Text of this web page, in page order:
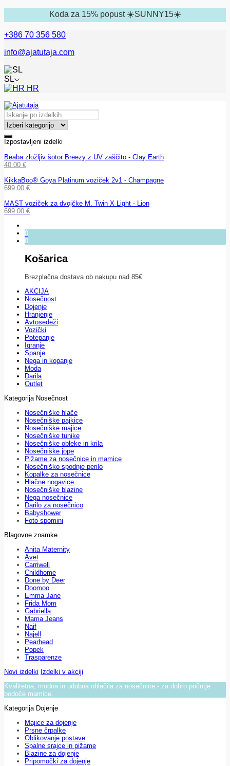
Koda za 15% popust ☀️SUNNY15☀️
+386 70 356 580
info@ajatutaja.com
SL
HR
Izpostavljeni izdelki
Beaba zložljiv šotor Breezy z UV zaščito - Clay Earth
40.00 €
KikkaBoo® Goya Platinum voziček 2v1 - Champagne
699.00 €
MAST voziček za dvojčke M. Twin X Light - Lion
699.00 €
0
0
Košarica
Brezplačna dostava ob nakupu nad 85€
AKCIJA
Nosečnost
Dojenje
Hranjenje
Avtosedeži
Vozički
Potepanje
Igranje
Spanje
Nega in kopanje
Moda
Darila
Outlet
Kategorija Nosečnost
Nosečniške hlače
Nosečniške pajkice
Nosečniške majice
Nosečniške tunike
Nosečniške obleke in krila
Nosečniške jope
Pižame za nosečnice in mamice
Nosečniško spodnje perilo
Kopalke za nosečnice
Hlačne nogavice
Nosečniške blazine
Nega nosečnice
Darilo za nosečnico
Babyshower
Foto spomini
Blagovne znamke
Anita Maternity
Avet
Carriwell
Childhome
Done by Deer
Doomoo
Emma Jane
Frida Mom
Gabriella
Mama Jeans
Naif
Najell
Pearhead
Popek
Trasparenze
Novi izdelki Izdelki v akciji
Kvalitetna, modna in udobna oblačila za nosečnice - za dobro počutje
bodoče mamice.
Kategorija Dojenje
Majice za dojenje
Prsne črpalke
Oblikovanje postave
Spalne srajce in pižame
Blazine za dojenje
Pripomočki za dojenje